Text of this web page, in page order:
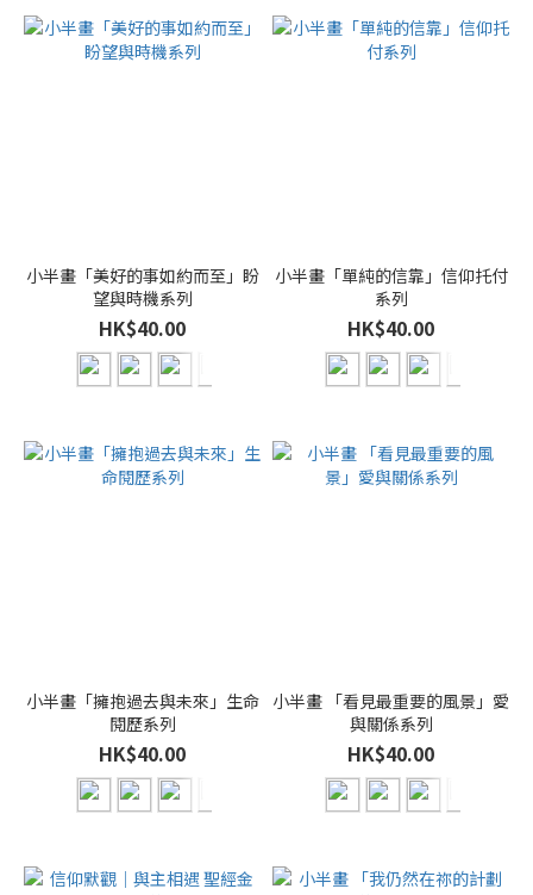
小半畫「美好的事如約而至」盼
望與時機系列
HK$40.00
小半畫「單純的信靠」信仰托付
系列
HK$40.00
小半畫「擁抱過去與未來」生命
閱歷系列
HK$40.00
小半畫 「看見最重要的風景」愛
與關係系列
HK$40.00